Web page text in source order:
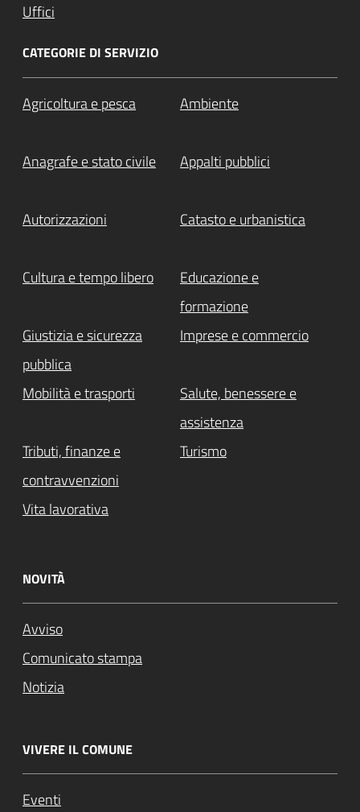
Uffici
CATEGORIE DI SERVIZIO
Agricoltura e pesca Ambiente
Anagrafe e stato civile Appalti pubblici
Autorizzazioni Catasto e urbanistica
Cultura e tempo libero
Educazione e
formazione
Giustizia e sicurezza
pubblica
Imprese e commercio
Mobilità e trasporti
Salute, benessere e
assistenza
Tributi, finanze e
contravvenzioni
Turismo
Vita lavorativa
NOVITÀ
Avviso
Comunicato stampa
Notizia
VIVERE IL COMUNE
Eventi